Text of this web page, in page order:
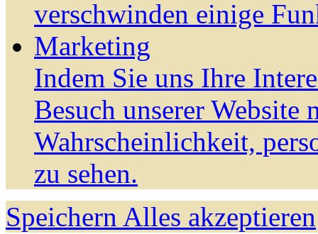
verschwinden einige
Marketing
Indem Sie uns Ihre
Besuch unserer Website
Wahrscheinlichkeit,
zu sehen.
Speichern Alles akzeptieren